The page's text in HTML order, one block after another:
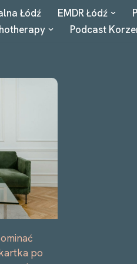
Łódź EMDR Łódź
Podcast
po